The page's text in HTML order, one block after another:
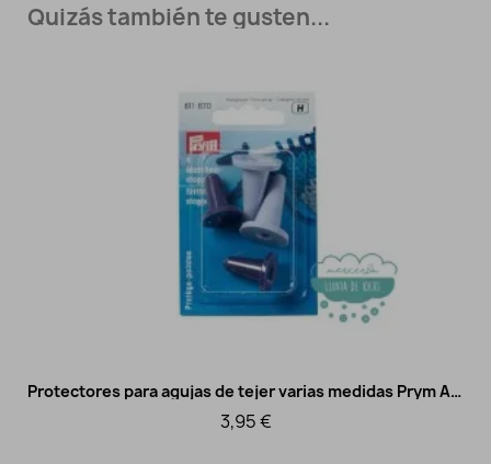
Quizás también te gusten...
Vista rápida Protectores para agujas de tejer varias medidas Prym AGOTADO TEMPORALMENTE
3,95 €